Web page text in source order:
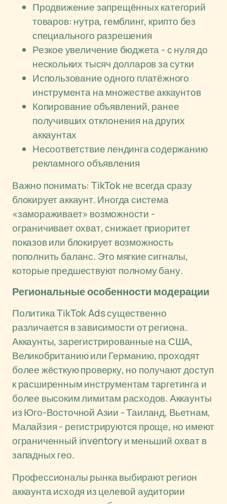
Продвижение запрещённых категорий
товаров: нутра, гемблинг, крипто без
специального разрешения
Резкое увеличение бюджета - с нуля до
нескольких тысяч долларов за сутки
Использование одного платёжного
инструмента на множестве аккаунтов
Копирование объявлений, ранее
получивших отклонения на других
аккаунтах
Несоответствие лендинга содержанию
рекламного объявления
Важно понимать: TikTok не всегда сразу
блокирует аккаунт. Иногда система
«замораживает» возможности -
ограничивает охват, снижает приоритет
показов или блокирует возможность
пополнить баланс. Это мягкие сигналы,
которые предшествуют полному бану.
Региональные особенности модерации
Политика TikTok Ads существенно
различается в зависимости от региона.
Аккаунты, зарегистрированные на США,
Великобританию или Германию, проходят
более жёсткую проверку, но получают доступ
к расширенным инструментам таргетинга и
более высоким лимитам расходов. Аккаунты
из Юго-Восточной Азии - Таиланд, Вьетнам,
Малайзия - регистрируются проще, но имеют
ограниченный inventory и меньший охват в
западных гео.
Профессионалы рынка выбирают регион
аккаунта исходя из целевой аудитории